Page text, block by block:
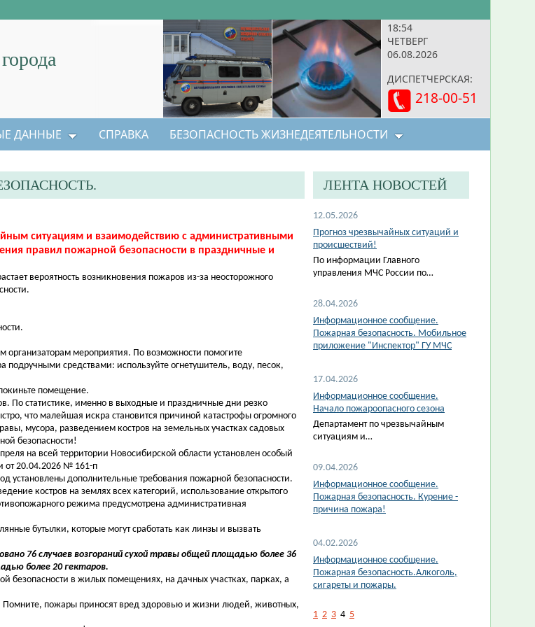
18:54
ЧЕТВЕРГ
06.08.2026
ДИСПЕТЧЕРСКАЯ:
218-00-51
ДАННЫЕ СПРАВКА БЕЗОПАСНОСТЬ ЖИЗНЕДЕЯТЕЛЬНОСТИ
ситуациям и взаимодействию с административными
правил пожарной безопасности в праздничные и
вероятность возникновения пожаров из-за неосторожного
мероприятия. По возможности помогите
средствами: используйте огнетушитель, воду, песок,
помещение.
По статистике, именно в выходные и праздничные дни резко
что малейшая искра становится причиной катастрофы огромного
мусора, разведением костров на земельных участках садовых
безопасности!
на всей территории Новосибирской области установлен особый
от 20.04.2026 № 161-п
установлены дополнительные требования пожарной безопасности.
костров на землях всех категорий, использование открытого
режима предусмотрена административная
бутылки, которые могут сработать как линзы и вызвать
76 случаев возгораний сухой травы общей площадью более 36
более 20 гектаров.
безопасности в жилых помещениях, на дачных участках, парках, а
пожары приносят вред здоровью и жизни людей, животных,
ЛЕНТА НОВОСТЕЙ
12.05.2026
Прогноз чрезвычайных ситуаций и
происшествий!
По информации Главного
управления МЧС России по…
28.04.2026
Информационное сообщение.
Пожарная безопасность. Мобильное
приложение "Инспектор" ГУ МЧС
17.04.2026
Информационное сообщение.
Начало пожароопасного сезона
Департамент по чрезвычайным
ситуациям и…
09.04.2026
Информационное сообщение.
Пожарная безопасность. Курение -
причина пожара!
04.02.2026
Информационное сообщение.
Пожарная безопасность.Алкоголь,
сигареты и пожары.
1 2 3 4 5